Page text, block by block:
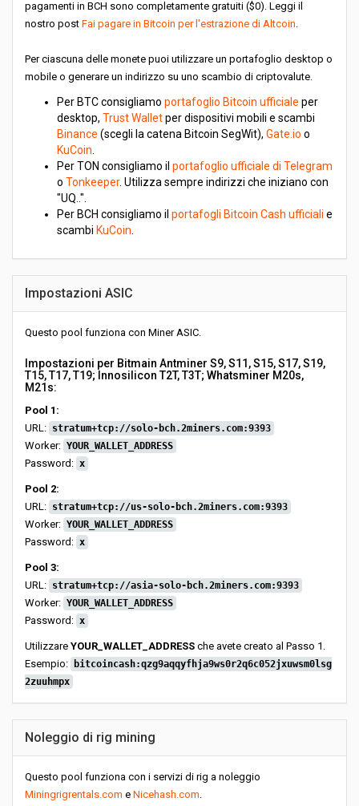
pagamenti in BCH sono completamente gratuiti ($0). Leggi il
nostro post Fai pagare in Bitcoin per l'estrazione di Altcoin.
Per ciascuna delle monete puoi utilizzare un portafoglio desktop o
mobile o generare un indirizzo su uno scambio di criptovalute.
Per BTC consigliamo portafoglio Bitcoin ufficiale per
desktop, Trust Walletper dispositivi mobili e scambi
Binance (scegli la catena Bitcoin SegWit), Gate.io o
KuCoin
Per TON consigliamo il portafoglio ufficiale di Telegram
o Tonkeeper. Utilizza sempre indirizzi che iniziano con
"UQ..".
Per BCH consigliamo il portafogli Bitcoin Cash ufficiali e
scambi KuCoin
Impostazioni ASIC
Questo pool funziona con Miner ASIC.
Impostazioni per Bitmain Antminer S9, S11, S15, S17, S19,
T15, T17, T19; Innosilicon T2T, T3T; Whatsminer M20s,
M21s:
Pool 1:
URL: stratum+tcp://solo-bch.2miners.com:9393
Worker: YOUR_WALLET_ADDRESS
Password: x
Pool 2:
URL: stratum+tcp://us-solo-bch.2miners.com:9393
Worker: YOUR_WALLET_ADDRESS
Password: x
Pool 3:
URL: stratum+tcp://asia-solo-bch.2miners.com:9393
Worker: YOUR_WALLET_ADDRESS
Password: x
Utilizzare YOUR_WALLET_ADDRESS che avete creato al Passo 1.
Esempio:
bitcoincash:qzg9aqqyfhja9ws0r2q6c052jxuwsm0lsg
2zuuhmpx
Noleggio di rig mining
Questo pool funziona con i servizi di rig a noleggio
Miningrigrentals.com e Nicehash.com.